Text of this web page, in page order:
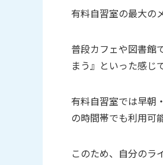
有料自習室の最大の
普段カフェや図書館
まう』といった感じ
有料自習室では早朝
の時間帯でも利用可
このため、自分のラ